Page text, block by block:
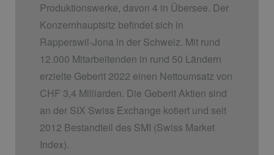
Produktionswerke, davon 4 in Übersee. Der
Konzernhauptsitz befindet sich in
Rapperswil-Jona in der Schweiz. Mit rund
12.000 Mitarbeitenden in rund 50 Ländern
erzielte Geberit 2022 einen Nettoumsatz von
CHF 3,4 Milliarden. Die Geberit Aktien sind
an der SIX Swiss Exchange kotiert und seit
2012 Bestandteil des SMI (Swiss Market
Index).